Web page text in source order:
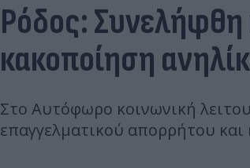
Ρόδος: Συνελήφθη
κακοποίηση
Στο Αυτόφωρο κοινωνική
επαγγελματικού απορρήτου